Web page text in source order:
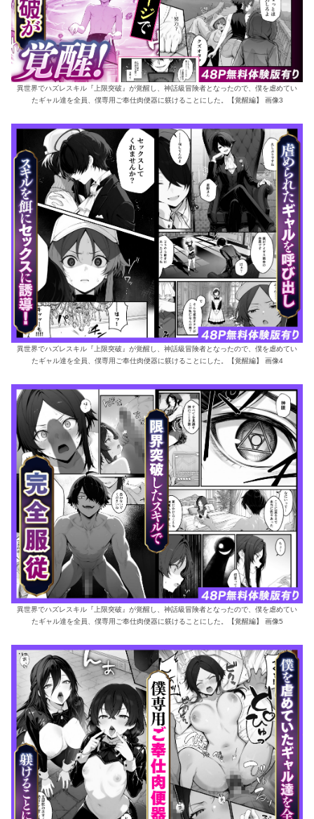
異世界でハズレスキル『上限突破』が覚醒し、神話級冒険者となったので、僕を虐めてい
たギャル達を全員、僕専用ご奉仕肉便器に躾けることにした。【覚醒編】 画像3
異世界でハズレスキル『上限突破』が覚醒し、神話級冒険者となったので、僕を虐めてい
たギャル達を全員、僕専用ご奉仕肉便器に躾けることにした。【覚醒編】 画像4
異世界でハズレスキル『上限突破』が覚醒し、神話級冒険者となったので、僕を虐めてい
たギャル達を全員、僕専用ご奉仕肉便器に躾けることにした。【覚醒編】 画像5